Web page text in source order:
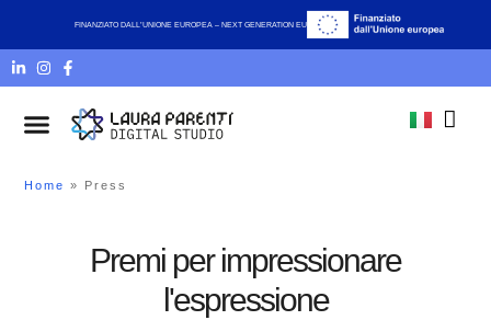
FINANZIATO DALL’UNIONE EUROPEA – NEXT GENERATION EU
Home » Press
Premi per impressionare
l'espressione